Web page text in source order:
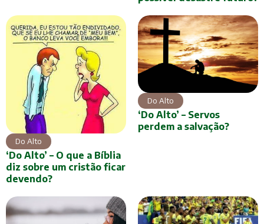
Do Alto
‘Do Alto’ – O que a Bíblia
diz sobre um cristão ficar
devendo?
Do Alto
‘Do Alto’ – Servos
perdem a salvação?